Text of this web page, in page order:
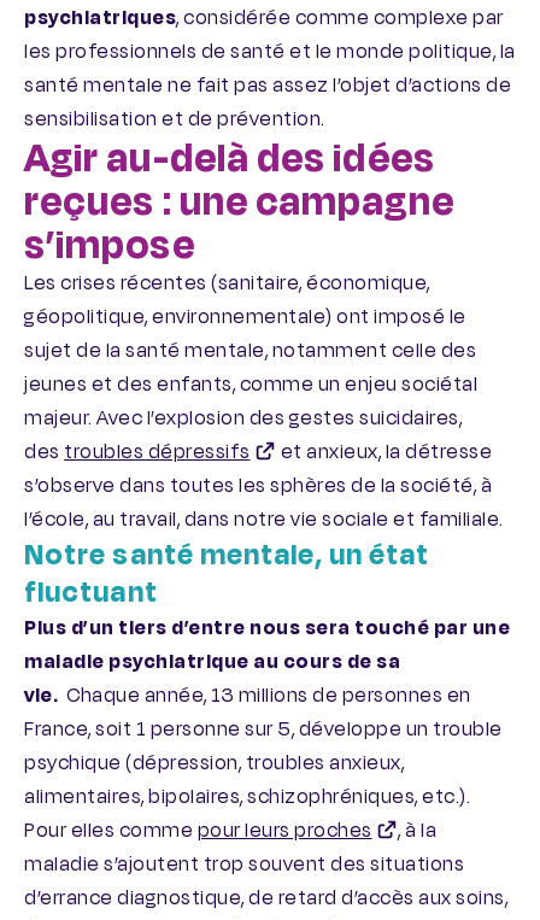
psychiatriques, considérée comme complexe par
les professionnels de santé et le monde politique, la
santé mentale ne fait pas assez l’objet d’actions de
sensibilisation et de prévention.
Agir au-delà des idées
reçues : une campagne
s’impose
Les crises récentes (sanitaire, économique,
géopolitique, environnementale) ont imposé le
sujet de la santé mentale, notamment celle des
jeunes et des enfants, comme un enjeu sociétal
majeur. Avec l’explosion des gestes suicidaires,
des troubles dépressifs
et anxieux, la détresse
s’observe dans toutes les sphères de la société, à
l’école, au travail, dans notre vie sociale et familiale.
Notre santé mentale, un état
fluctuant
Plus d’un tiers d’entre nous sera touché par une
maladie psychiatrique au cours de sa
vie. Chaque année, 13 millions de personnes en
France, soit 1 personne sur 5, développe un trouble
psychique (dépression, troubles anxieux,
alimentaires, bipolaires, schizophréniques, etc.).
Pour elles comme pour leurs proches
, à la
maladie s’ajoutent trop souvent des situations
d’errance diagnostique, de retard d’accès aux soins,